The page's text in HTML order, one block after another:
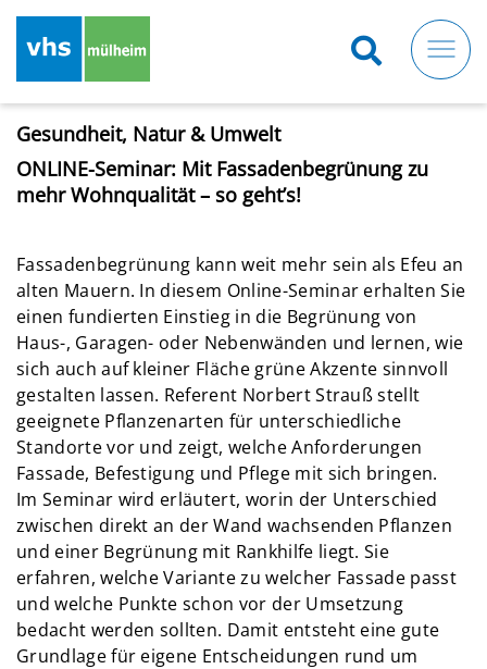
Gesundheit, Natur & Umwelt
ONLINE-Seminar: Mit Fassadenbegrünung zu
mehr Wohnqualität – so geht’s!
Fassadenbegrünung kann weit mehr sein als Efeu an
alten Mauern. In diesem Online-Seminar erhalten Sie
einen fundierten Einstieg in die Begrünung von
Haus-, Garagen- oder Nebenwänden und lernen, wie
sich auch auf kleiner Fläche grüne Akzente sinnvoll
gestalten lassen. Referent Norbert Strauß stellt
geeignete Pflanzenarten für unterschiedliche
Standorte vor und zeigt, welche Anforderungen
Fassade, Befestigung und Pflege mit sich bringen.
Im Seminar wird erläutert, worin der Unterschied
zwischen direkt an der Wand wachsenden Pflanzen
und einer Begrünung mit Rankhilfe liegt. Sie
erfahren, welche Variante zu welcher Fassade passt
und welche Punkte schon vor der Umsetzung
bedacht werden sollten. Damit entsteht eine gute
Grundlage für eigene Entscheidungen rund um